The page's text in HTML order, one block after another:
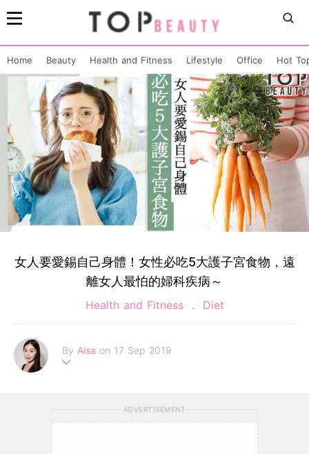
Home Beauty Health and Fitness Lifestyle Office Hot
女人要愛錫自己身體！女性必吃5大護子宮食物，遠
離女人最怕的婦科疾病～
Health and Fitness Diet
By Aisa on 17 Sep 2019
ADVERTISEMENT